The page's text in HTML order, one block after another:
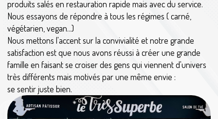
produits salés en restauration rapide mais avec du service.
Nous essayons de répondre à tous les régimes ( carné,
végétarien, vegan...)
Nous mettons l'accent sur la convivialité et notre grande
satisfaction est que nous avons réussi à créer une grande
famille en faisant se croiser des gens qui viennent d'univers
très différents mais motivés par une même envie :
se sentir juste bien.